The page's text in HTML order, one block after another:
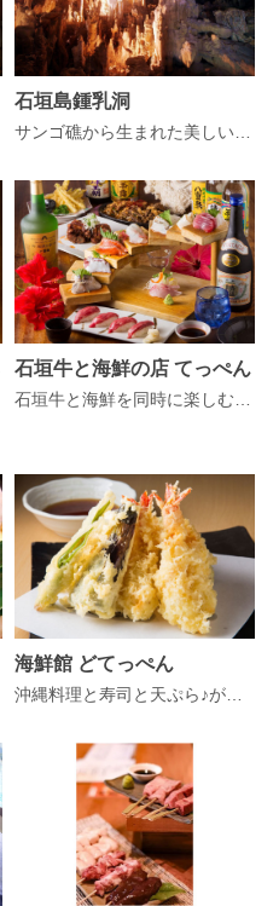
石垣島鍾乳洞
石垣牛と海鮮の店 てっぺん
石垣牛と海鮮を同時に楽しむなら当店へ！ 15：00 OPEN！
海鮮館 どてっぺん